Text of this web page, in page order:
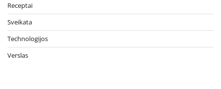
Receptai
Sveikata
Technologijos
Verslas